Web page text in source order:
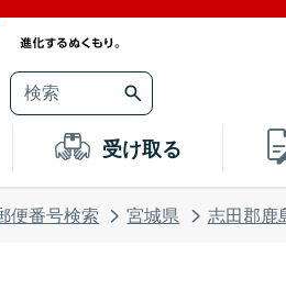
受け取る
便番号検索 宮城県 志田郡鹿